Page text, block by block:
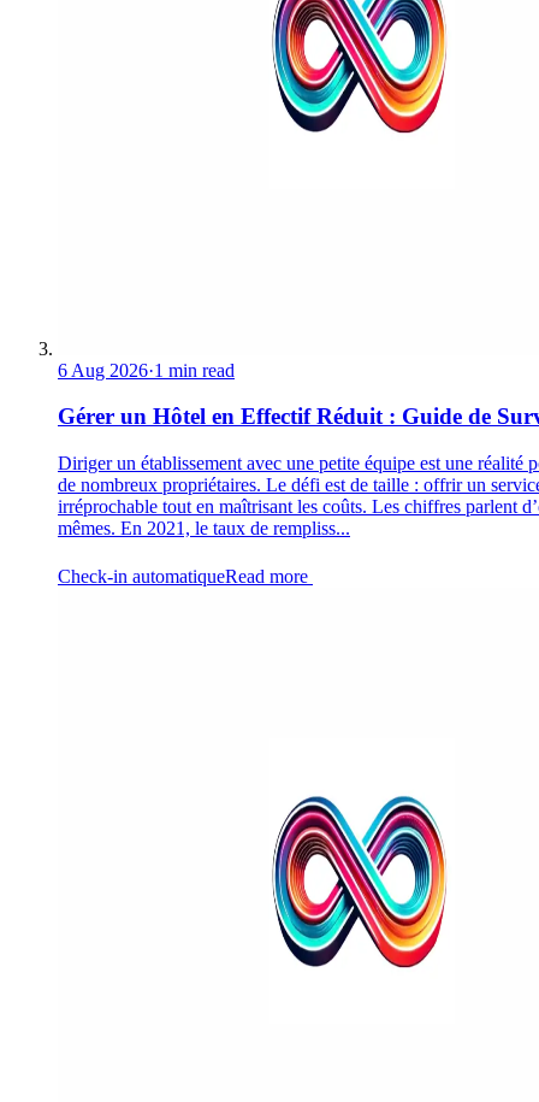
6 Aug 2026·1 min read
Gérer un Hôtel en Effectif Réduit : Guide de
Diriger un établissement avec une petite équipe est une réalité
de nombreux propriétaires. Le défi est de taille : offrir un
irréprochable tout en maîtrisant les coûts. Les chiffres parlent
mêmes. En 2021, le taux de rempliss...
Check-in automatiqueRead more